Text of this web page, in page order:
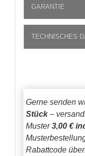
GARANTIE
TECHNISCHES
Gerne senden
Stück–
Muster3,00 €
Rabattcode